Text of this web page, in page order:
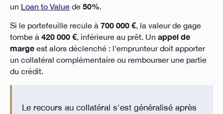
un Loan to Valuede 50%
Si le portefeuille recule à 700 000 €, la valeur de gage
tombe à 420 000 €, inférieure au prêt. Un appel de
margeest alors déclenché : l'emprunteur doit apporter
un collatéral complémentaire ou rembourser une partie
du crédit.
Le recours au collatéral s'est généralisé après